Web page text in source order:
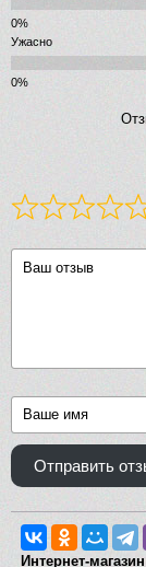
Ужасно
Отправить
Интернет-магазин